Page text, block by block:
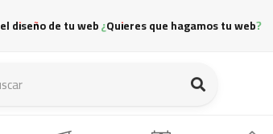
diseño de tu web ¿Quieres que hagamos tu web?